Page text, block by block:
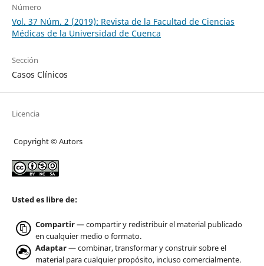
Número
Vol. 37 Núm. 2 (2019): Revista de la Facultad de Ciencias
Médicas de la Universidad de Cuenca
Sección
Casos Clínicos
Licencia
Copyright © Autors
Usted es libre de:
Compartir— compartir y redistribuir el material publicado
en cualquier medio o formato.
Adaptar— combinar, transformar y construir sobre el
material para cualquier propósito, incluso comercialmente.